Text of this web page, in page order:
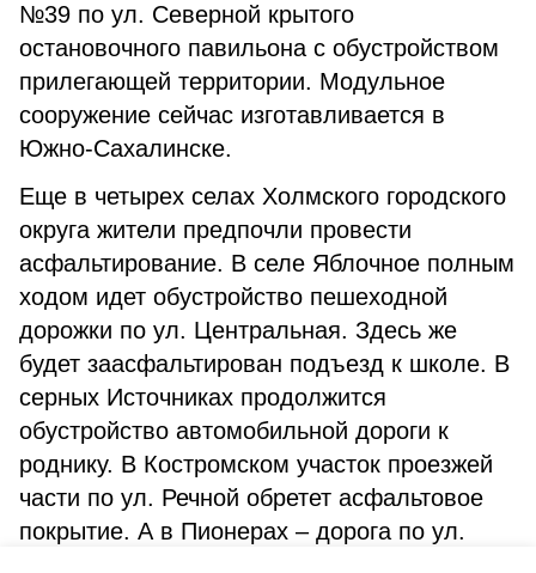
№39 по ул. Северной крытого
остановочного павильона с обустройством
прилегающей территории. Модульное
сооружение сейчас изготавливается в
Южно-Сахалинске.
Еще в четырех селах Холмского городского
округа жители предпочли провести
асфальтирование. В селе Яблочное полным
ходом идет обустройство пешеходной
дорожки по ул. Центральная. Здесь же
будет заасфальтирован подъезд к школе. В
серных Источниках продолжится
обустройство автомобильной дороги к
роднику. В Костромском участок проезжей
части по ул. Речной обретет асфальтовое
покрытие. А в Пионерах – дорога по ул.